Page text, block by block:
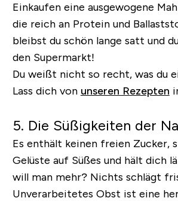
Einkaufen eine ausgewogene
die reich an Protein und
bleibst du schön lange satt und
den Supermarkt!
Du weißt nicht so recht, was du
Lass dich von unseren Rezepten
5. Die Süßigkeiten der
Es enthält keinen freien Zucker,
Gelüste auf Süßes und hält dich
will man mehr? Nichts schlägt
Unverarbeitetes Obst ist eine